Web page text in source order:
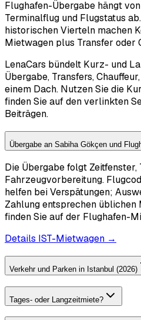
Flughafen-Übergabe hängt
Terminalflug und Flugstatus
historischen Vierteln machen
Mietwagen plus Transfer oder
LenaCars bündelt Kurz- und
Übergabe, Transfers,
einem Dach. Nutzen Sie die
finden Sie auf den verlinkten
Beiträgen.
Übergabe an Sabiha Gökçen und
Die Übergabe folgt Zeitfenster,
Fahrzeugvorbereitung.
helfen bei Verspätungen;
Zahlung entsprechen üblichen
finden Sie auf der Flughafen-
Details IST-Mietwagen →
Verkehr und Parken in Istanbul (2026)
Tages- oder Langzeitmiete?